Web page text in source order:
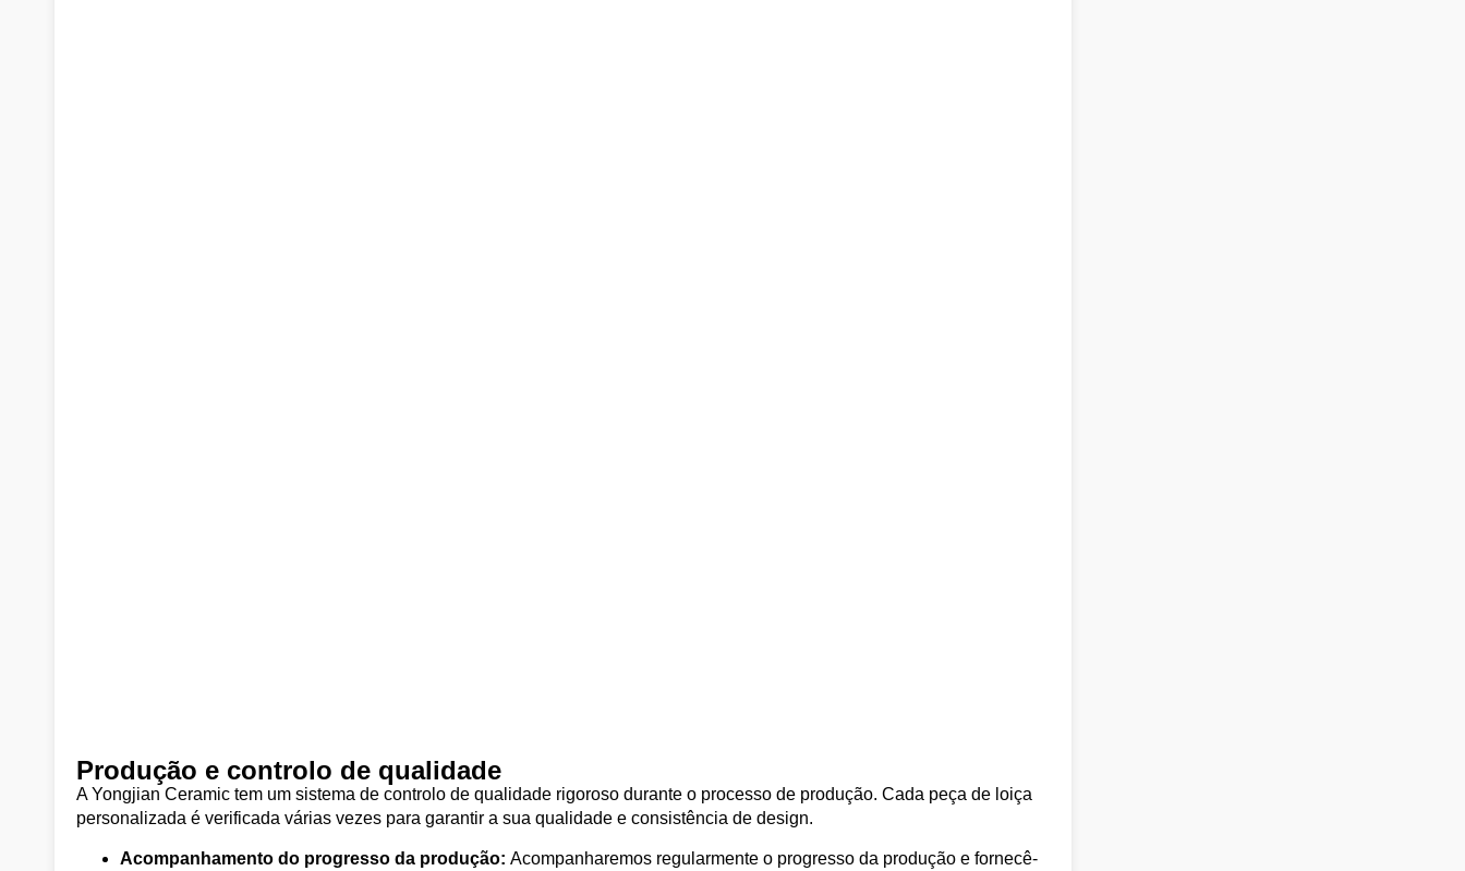
Produção e controlo de qualidade
A Yongjian Ceramic tem um sistema de controlo de qualidade rigoroso durante o processo de produção. Cada peça de loiça
personalizada é verificada várias vezes para garantir a sua qualidade e consistência de design.
Acompanhamento do progresso da produção: Acompanharemos regularmente o progresso da produção e fornecê-